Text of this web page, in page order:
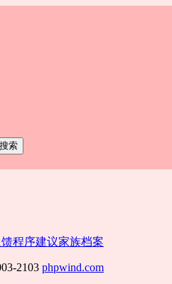
搜索
程序建议家族档案
2103 phpwind.com